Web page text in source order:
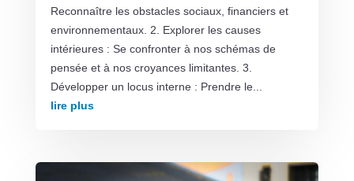
Reconnaître les obstacles sociaux, financiers et
environnementaux. 2. Explorer les causes
intérieures : Se confronter à nos schémas de
pensée et à nos croyances limitantes. 3.
Développer un locus interne : Prendre le...
lire plus